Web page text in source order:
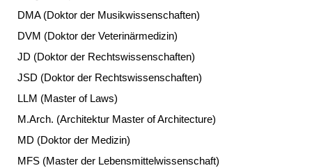
DMA (Doktor der Musikwissenschaften)
DVM (Doktor der Veterinärmedizin)
JD (Doktor der Rechtswissenschaften)
JSD (Doktor der Rechtswissenschaften)
LLM (Master of Laws)
M.Arch. (Architektur Master of Architecture)
MD (Doktor der Medizin)
MFS (Master der Lebensmittelwissenschaft)